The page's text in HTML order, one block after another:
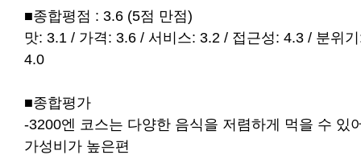
■종합평점 : 3.6 (5점 만점)
맛: 3.1 / 가격: 3.6 / 서비스: 3.2 / 접근성: 4.3 / 분위
4.0
■종합평가
-3200엔 코스는 다양한 음식을 저렴하게 먹을 수 있
가성비가 높은편